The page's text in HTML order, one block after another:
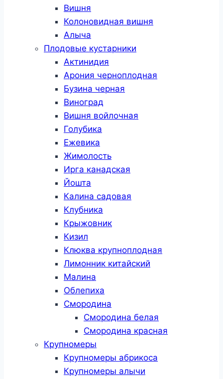
Вишня
Колоновидная вишня
Алыча
Плодовые кустарники
Актинидия
Арония черноплодная
Бузина черная
Виноград
Вишня войлочная
Голубика
Ежевика
Жимолость
Ирга канадская
Йошта
Калина садовая
Клубника
Крыжовник
Кизил
Клюква крупноплодная
Лимонник китайский
Малина
Облепиха
Смородина
Смородина белая
Смородина красная
Крупномеры
Крупномеры абрикоса
Крупномеры алычи